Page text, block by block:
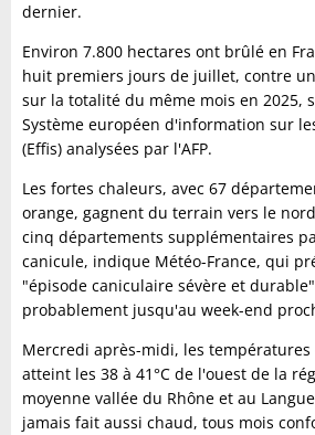
dernier.
Environ 7.800 hectares ont brûlé en
huit premiers jours de juillet, contre
sur la totalité du même mois en 2025,
Système européen d'information sur
(Effis) analysées par l'AFP.
Les fortes chaleurs, avec 67
orange, gagnent du terrain vers le
cinq départements supplémentaires
canicule, indique Météo-France, qui
"épisode caniculaire sévère et
probablement jusqu'au week-end
Mercredi après-midi, les
atteint les 38 à 41°C de l'ouest de la
moyenne vallée du Rhône et au
jamais fait aussi chaud, tous mois